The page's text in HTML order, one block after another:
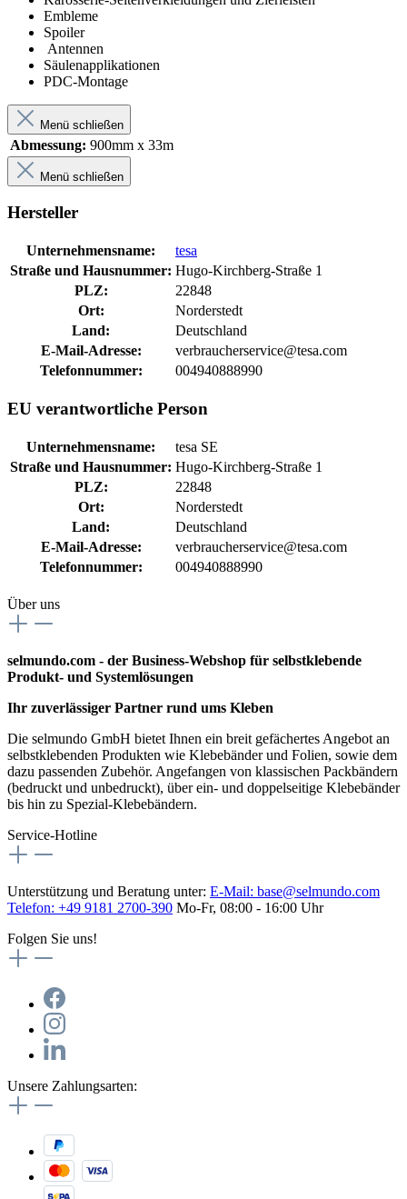
Embleme
Spoiler
Antennen
Säulenapplikationen
PDC-Montage
Menü schließen
Abmessung: 900mm x 33m
Menü schließen
Hersteller
Unternehmensname:
tesa
Straße und Hausnummer: Hugo-Kirchberg-Straße 1
PLZ:
22848
Ort:
Norderstedt
Land:
Deutschland
E-Mail-Adresse:
verbraucherservice@tesa.com
Telefonnummer:
004940888990
EU verantwortliche Person
Unternehmensname:
tesa SE
Straße und Hausnummer: Hugo-Kirchberg-Straße 1
PLZ:
22848
Ort:
Norderstedt
Land:
Deutschland
E-Mail-Adresse:
verbraucherservice@tesa.com
Telefonnummer:
004940888990
Über uns
selmundo.com - der Business-Webshop für selbstklebende
Produkt- und Systemlösungen
Ihr zuverlässiger Partner rund ums Kleben
Die selmundo GmbH bietet Ihnen ein breit gefächertes Angebot an
selbstklebenden Produkten wie Klebebänder und Folien, sowie dem
dazu passenden Zubehör. Angefangen von klassischen Packbändern
(bedruckt und unbedruckt), über ein- und doppelseitige Klebebänder
bis hin zu Spezial-Klebebändern.
Service-Hotline
Unterstützung und Beratung unter: E-Mail: base@selmundo.com
Telefon: +49 9181 2700-390 Mo-Fr, 08:00 - 16:00 Uhr
Folgen Sie uns!
Unsere Zahlungsarten: